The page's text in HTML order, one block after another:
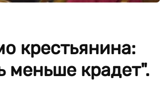
крестьянина:
меньше крадет".